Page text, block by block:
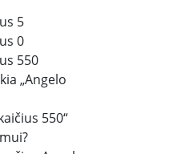
5
0
550
„Angelo
550“